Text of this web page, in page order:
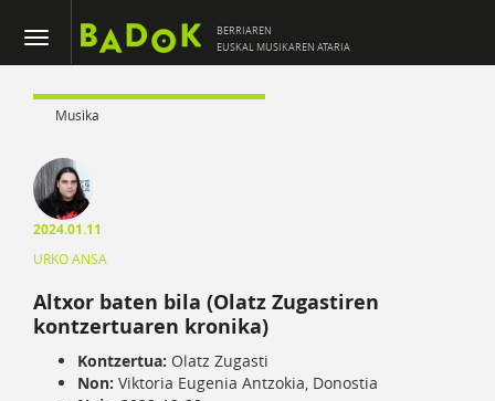
BERRIAREN
EUSKAL MUSIKAREN ATARIA
Musika
2024.01.11
URKO ANSA
Altxor baten bila (Olatz Zugastiren
kontzertuaren kronika)
Kontzertua: Olatz Zugasti
Non: Viktoria Eugenia Antzokia, Donostia